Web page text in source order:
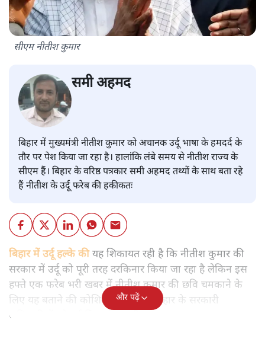
सीएम नीतीश कुमार
समी अहमद
बिहार में मुख्यमंत्री नीतीश कुमार को अचानक उर्दू भाषा के हमदर्द के
तौर पर पेश किया जा रहा है। हालांकि लंबे समय से नीतीश राज्य के
सीएम हैं। बिहार के वरिष्ठ पत्रकार समी अहमद तथ्यों के साथ बता रहे
हैं नीतीश के उर्दू फरेब की हकीकतः
बिहार में उर्दू हल्के कीयह शिकायत रही है कि नीतीश कुमार की
सरकार में उर्दू को पूरी तरह दरकिनार किया जा रहा है लेकिन इस
हफ्ते एक फरेब भरी खबर में नीतीश कुमार की छवि चमकाने के
लिए यह बताने की कोशिश की गई कि बिहार के सरकारी
अधिकारियों को उर्दू सिखाई जाएगी।
और पढ़ें